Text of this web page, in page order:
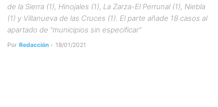
de la Sierra (1), Hinojales (1), La Zarza-El Perrunal (1), Niebla
(1) y Villanueva de las Cruces (1). El parte añade 18 casos al
apartado de “municipios sin especificar”
Por Redacción - 18/01/2021